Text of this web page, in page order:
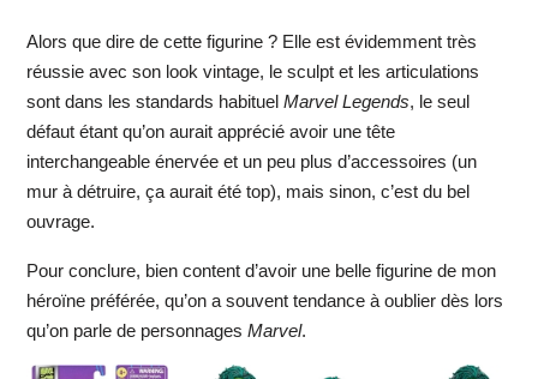
Alors que dire de cette figurine ? Elle est évidemment très
réussie avec son look vintage, le sculpt et les articulations
sont dans les standards habituel Marvel Legends, le seul
défaut étant qu’on aurait apprécié avoir une tête
interchangeable énervée et un peu plus d’accessoires (un
mur à détruire, ça aurait été top), mais sinon, c’est du bel
ouvrage.
Pour conclure, bien content d’avoir une belle figurine de mon
héroïne préférée, qu’on a souvent tendance à oublier dès lors
qu’on parle de personnages Marvel.